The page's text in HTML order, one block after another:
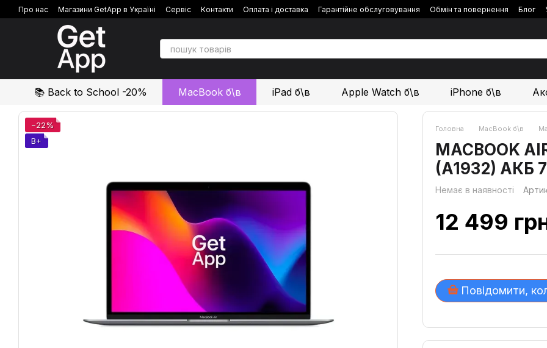
Перейти до основного контенту
Про нас Магазини GetApp в Україні Сервіс Контакти Оплата і доставка Гарантійне обслуговування Обмін та повернення Блог
Політика конфіденційності
Відгуки про магазин
📚 Back to School -20% MacBook б\в iPad б\в Apple Watch б\в iPhone б\в
−22%
B+
Головна MacBook б\в
MACBOOK
(A1932) АКБ
Немає в наявності
12 499
Повідомити,